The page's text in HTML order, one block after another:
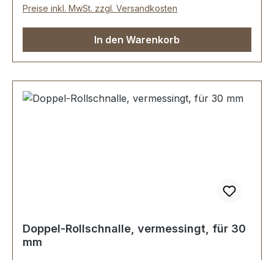
Preise inkl. MwSt. zzgl. Versandkosten
In den Warenkorb
Doppel-Rollschnalle, vermessingt, für 30
mm